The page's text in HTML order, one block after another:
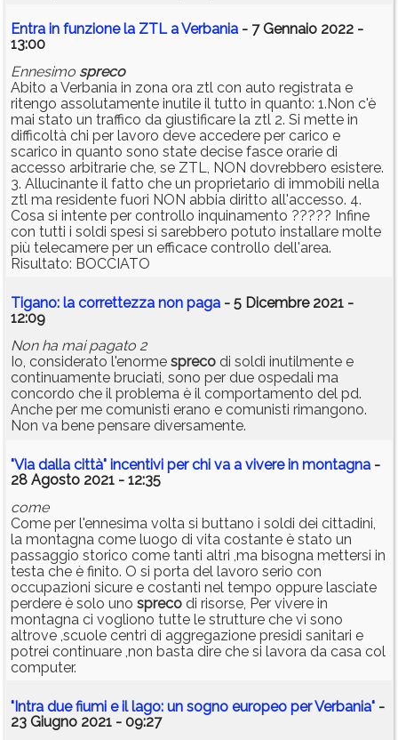
Entra in funzione la ZTL a Verbania - 7 Gennaio 2022 -
13:00
Ennesimo spreco
Abito a Verbania in zona ora ztl con auto registrata e
ritengo assolutamente inutile il tutto in quanto: 1.Non c'è
mai stato un traffico da giustificare la ztl 2. Si mette in
difficoltà chi per lavoro deve accedere per carico e
scarico in quanto sono state decise fasce orarie di
accesso arbitrarie che, se ZTL, NON dovrebbero esistere.
3. Allucinante il fatto che un proprietario di immobili nella
ztl ma residente fuori NON abbia diritto all'accesso. 4.
Cosa si intente per controllo inquinamento ????? Infine
con tutti i soldi spesi si sarebbero potuto installare molte
più telecamere per un efficace controllo dell'area.
Risultato: BOCCIATO
Tigano: la correttezza non paga - 5 Dicembre 2021 -
12:09
Non ha mai pagato 2
Io, considerato l'enorme spreco di soldi inutilmente e
continuamente bruciati, sono per due ospedali ma
concordo che il problema è il comportamento del pd.
Anche per me comunisti erano e comunisti rimangono.
Non va bene pensare diversamente.
"Via dalla città" incentivi per chi va a vivere in montagna -
28 Agosto 2021 - 12:35
come
Come per l'ennesima volta si buttano i soldi dei cittadini,
la montagna come luogo di vita costante è stato un
passaggio storico come tanti altri ,ma bisogna mettersi in
testa che è finito. O si porta del lavoro serio con
occupazioni sicure e costanti nel tempo oppure lasciate
perdere è solo uno spreco di risorse, Per vivere in
montagna ci vogliono tutte le strutture che vi sono
altrove ,scuole centri di aggregazione presidi sanitari e
potrei continuare ,non basta dire che si lavora da casa col
computer.
"Intra due fiumi e il lago: un sogno europeo per Verbania" -
23 Giugno 2021 - 09:27